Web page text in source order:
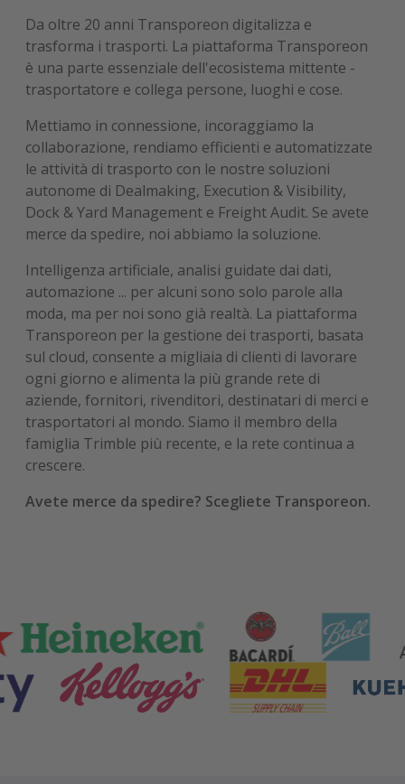
Da oltre 20 anni Transporeon digitalizza e
trasforma i trasporti. La piattaforma Transporeon
è una parte essenziale dell'ecosistema mittente -
trasportatore e collega persone, luoghi e cose.
Mettiamo in connessione, incoraggiamo la
collaborazione, rendiamo efficienti e automatizzate
le attività di trasporto con le nostre soluzioni
autonome di Dealmaking, Execution & Visibility,
Dock & Yard Management e Freight Audit. Se avete
merce da spedire, noi abbiamo la soluzione.
Intelligenza artificiale, analisi guidate dai dati,
automazione ... per alcuni sono solo parole alla
moda, ma per noi sono già realtà. La piattaforma
Transporeon per la gestione dei trasporti, basata
sul cloud, consente a migliaia di clienti di lavorare
ogni giorno e alimenta la più grande rete di
aziende, fornitori, rivenditori, destinatari di merci e
trasportatori al mondo. Siamo il membro della
famiglia Trimble più recente, e la rete continua a
crescere.
Avete merce da spedire? Scegliete Transporeon.